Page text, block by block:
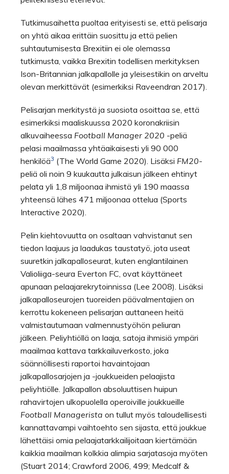
Tutkimusaihetta puoltaa erityisesti se, että pelisarja
on yhtä aikaa erittäin suosittu ja että pelien
suhtautumisesta Brexitiin ei ole olemassa
tutkimusta, vaikka Brexitin todellisen merkityksen
Ison-Britannian jalkapallolle ja yleisestikin on arveltu
olevan merkittävät (esimerkiksi Raveendran 2017).
Pelisarjan merkitystä ja suosiota osoittaa se, että
esimerkiksi maaliskuussa 2020 koronakriisin
alkuvaiheessa Football Manager 2020 -peliä
pelasi maailmassa yhtäaikaisesti yli 90 000
henkilöä3 (The World Game 2020). Lisäksi FM20-
peliä oli noin 9 kuukautta julkaisun jälkeen ehtinyt
pelata yli 1,8 miljoonaa ihmistä yli 190 maassa
yhteensä lähes 471 miljoonaa ottelua (Sports
Interactive 2020).
Pelin kiehtovuutta on osaltaan vahvistanut sen
tiedon laajuus ja laadukas taustatyö, jota useat
suuretkin jalkapalloseurat, kuten englantilainen
Valioliiga-seura Everton FC, ovat käyttäneet
apunaan pelaajarekrytoinnissa (Lee 2008). Lisäksi
jalkapalloseurojen tuoreiden päävalmentajien on
kerrottu kokeneen pelisarjan auttaneen heitä
valmistautumaan valmennustyöhön peliuran
jälkeen. Peliyhtiöllä on laaja, satoja ihmisiä ympäri
maailmaa kattava tarkkailuverkosto, joka
säännöllisesti raportoi havaintojaan
jalkapallosarjojen ja -joukkueiden pelaajista
peliyhtiölle. Jalkapallon absoluuttisen huipun
rahavirtojen ulkopuolella operoiville joukkueille
Football Managerista on tullut myös taloudellisesti
kannattavampi vaihtoehto sen sijasta, että joukkue
lähettäisi omia pelaajatarkkailijoitaan kiertämään
kaikkia maailman kolkkia alimpia sarjatasoja myöten
(Stuart 2014; Crawford 2006, 499; Medcalf &